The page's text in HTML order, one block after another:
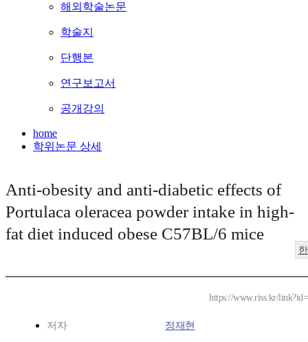
해외학술논문
학술지
단행본
연구보고서
공개강의
home
학위논문 상세
Anti-obesity and anti-diabetic effects of
Portulaca oleracea powder intake in high-
fat diet induced obese C57BL/6 mice
https://www.riss.kr/
저자 정재현